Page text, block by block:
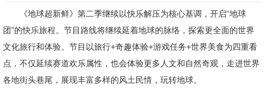
《地球超新鲜》第二季继续以快乐解压为核心基调，开启“地球
团”的快乐旅程。节目路线将继续延着地球的脉络，探索更全面的世界
文化旅行和体验。节目以旅行+奇趣体验+游戏任务+世界美食为四重看
点，不仅延续赛道欢乐属性，也会体验更多人文和自然奇观，走进世界
各地街头巷尾，展现丰富多样的风土民情，玩转地球。